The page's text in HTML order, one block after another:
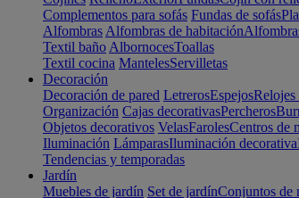
Complementos para sofás Fundas de sofás
Alfombras Alfombras de habitación
Textil baño AlbornocesToallas
Textil cocina MantelesServilletas
Decoración
Decoración de pared LetrerosEspejosRelojes
Organización Cajas decorativasPercheros
Objetos decorativos VelasFarolesCentros de
Iluminación LámparasIluminación decorativa
Tendencias y temporadas
Jardín
Muebles de jardín Set de jardínConjuntos de